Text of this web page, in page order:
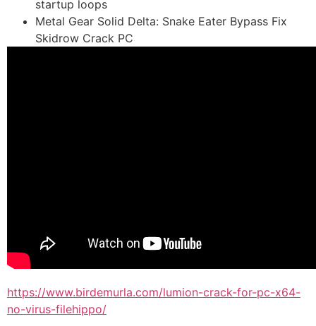
startup loops
Metal Gear Solid Delta: Snake Eater Bypass Fix
Skidrow Crack PC
https://www.birdemurla.com/lumion-crack-for-pc-x64-
no-virus-filehippo/